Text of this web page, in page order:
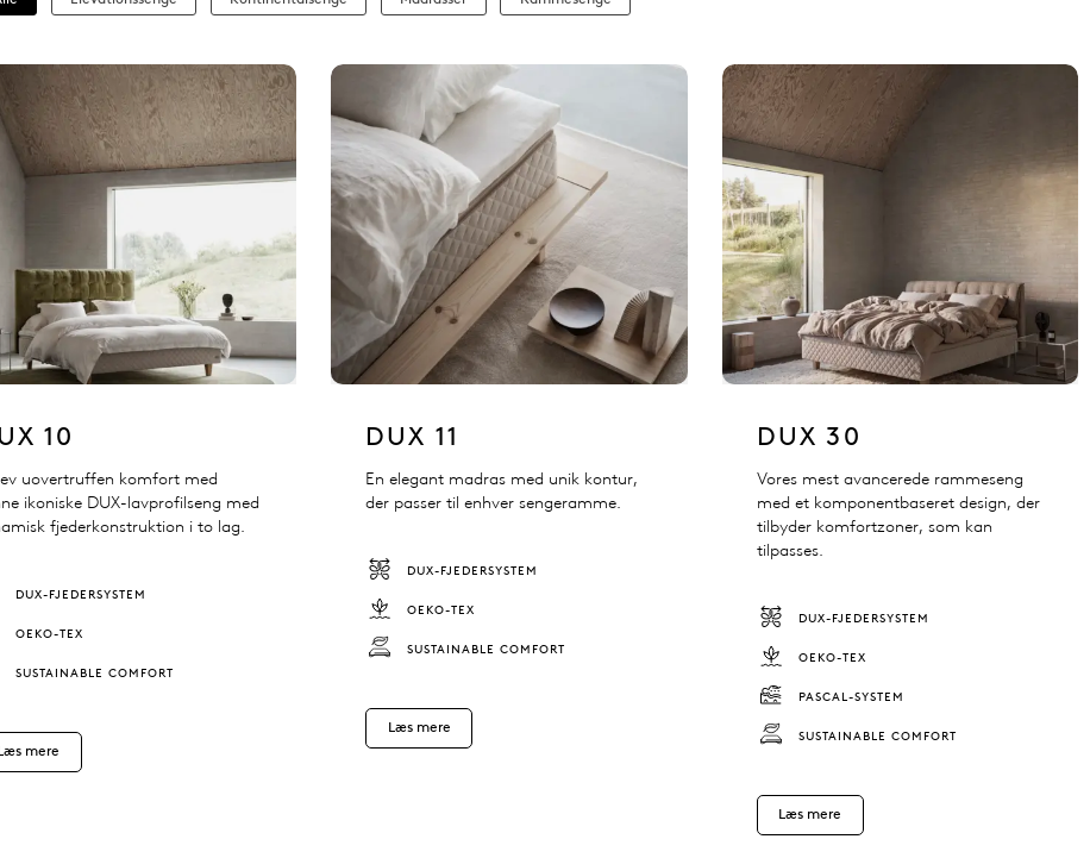
10
uovertruffen komfort med
ikoniske DUX-lavprofilseng med
fjederkonstruktion i to lag.
DUX-FJEDERSYSTEM
OEKO-TEX
SUSTAINABLE COMFORT
mere
DUX 11
En elegant madras med unik kontur,
der passer til enhver sengeramme.
DUX-FJEDERSYSTEM
OEKO-TEX
SUSTAINABLE COMFORT
Læs mere
DUX 30
Vores mest avancerede rammeseng
med et komponentbaseret design, der
tilbyder komfortzoner, som kan
tilpasses.
DUX-FJEDERSYSTEM
OEKO-TEX
PASCAL-SYSTEM
SUSTAINABLE COMFORT
Læs mere